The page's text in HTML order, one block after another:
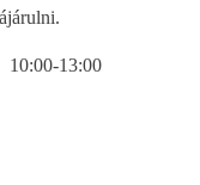
13:00